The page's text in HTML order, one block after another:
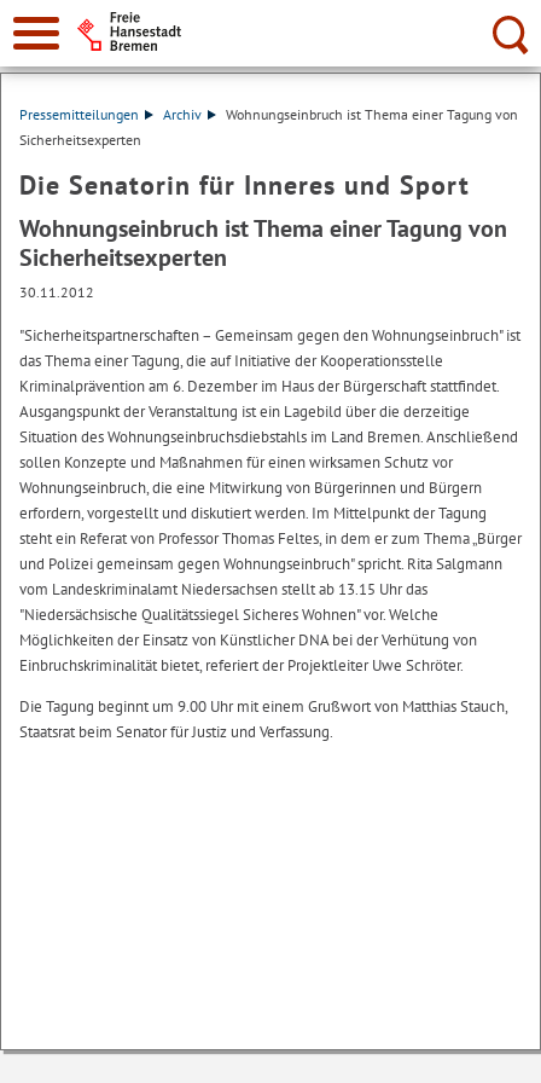
Suche:
Pressemitteilungen Archiv
Wohnungseinbruch ist Thema einer Tagung von
Sicherheitsexperten
Die Senatorin für Inneres und Sport
Wohnungseinbruch ist Thema einer Tagung von
Sicherheitsexperten
30.11.2012
"Sicherheitspartnerschaften – Gemeinsam gegen den Wohnungseinbruch" ist
das Thema einer Tagung, die auf Initiative der Kooperationsstelle
Kriminalprävention am 6. Dezember im Haus der Bürgerschaft stattfindet.
Ausgangspunkt der Veranstaltung ist ein Lagebild über die derzeitige
Situation des Wohnungseinbruchsdiebstahls im Land Bremen. Anschließend
sollen Konzepte und Maßnahmen für einen wirksamen Schutz vor
Wohnungseinbruch, die eine Mitwirkung von Bürgerinnen und Bürgern
erfordern, vorgestellt und diskutiert werden. Im Mittelpunkt der Tagung
steht ein Referat von Professor Thomas Feltes, in dem er zum Thema „Bürger
und Polizei gemeinsam gegen Wohnungseinbruch" spricht. Rita Salgmann
vom Landeskriminalamt Niedersachsen stellt ab 13.15 Uhr das
"Niedersächsische Qualitätssiegel Sicheres Wohnen" vor. Welche
Möglichkeiten der Einsatz von Künstlicher DNA bei der Verhütung von
Einbruchskriminalität bietet, referiert der Projektleiter Uwe Schröter.
Die Tagung beginnt um 9.00 Uhr mit einem Grußwort von Matthias Stauch,
Staatsrat beim Senator für Justiz und Verfassung.